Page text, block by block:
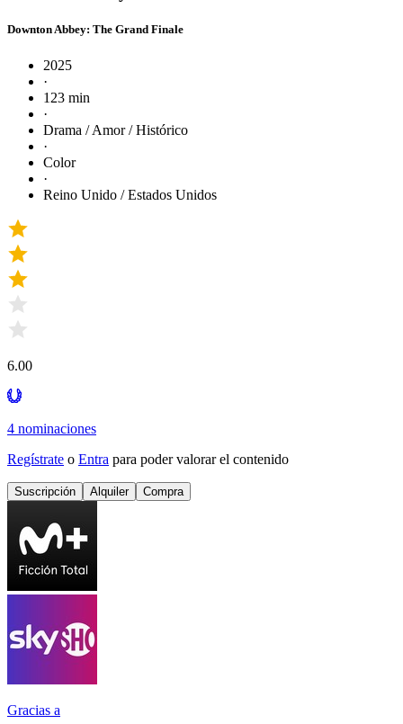
Downton Abbey: The Grand Finale
2025
·
123 min
·
Drama / Amor / Histórico
·
Color
·
Reino Unido / Estados Unidos
6.00
4 nominaciones
Regístrate o Entra para poder valorar el contenido
Suscripción Alquiler Compra
Gracias a